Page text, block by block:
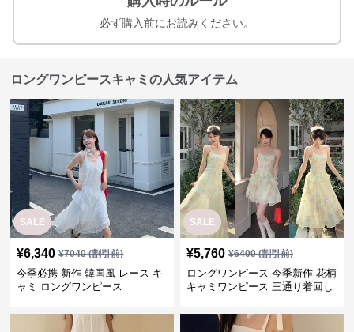
必ず購入前にお読みください。
ロングワンピースキャミの人気アイテム
SALE
¥6,340 ¥7040(割引前)
今季必携 新作 韓国風 レース キ
ャミ ロングワンピース
SALE
¥5,760 ¥6400(割引前)
ロングワンピース 今季新作 花柄
キャミワンピース 三通り着回し